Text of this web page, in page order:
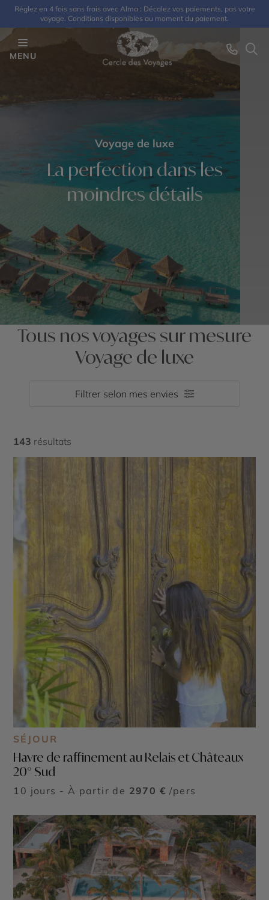
Réglez en 4 fois sans frais avec Alma : Décalez vos paiements, pas votre
voyage. Conditions disponibles au moment du paiement.
MENU
Voyage de luxe
La perfection dans les
moindres détails
Tous nos voyages sur mesure
Voyage de luxe
Filtrer selon mes envies
143 résultats
SÉJOUR
Havre de raffinement au Relais et Châteaux
20° Sud
10 jours - À partir de 2970 € /pers